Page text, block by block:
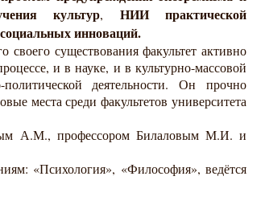
культур, НИИ практической
инноваций.
своего существования факультет активно
и в науке, и в культурно-массовой
деятельности. Он прочно
места среди факультетов университета
А.М., профессором Билаловым М.И. и
«Психология», «Философия», ведётся